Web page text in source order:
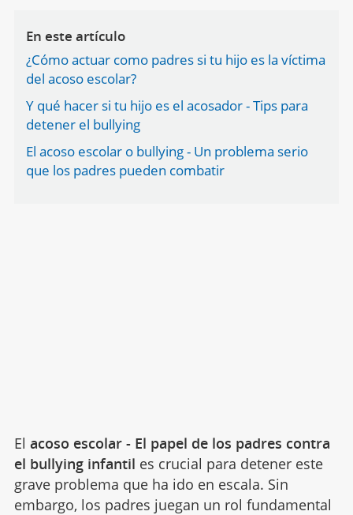
En este artículo
¿Cómo actuar como padres si tu hijo es la víctima
del acoso escolar?
Y qué hacer si tu hijo es el acosador - Tips para
detener el bullying
El acoso escolar o bullying - Un problema serio
que los padres pueden combatir
El acoso escolar - El papel de los padres contra
el bullying infantil es crucial para detener este
grave problema que ha ido en escala. Sin
embargo, los padres juegan un rol fundamental